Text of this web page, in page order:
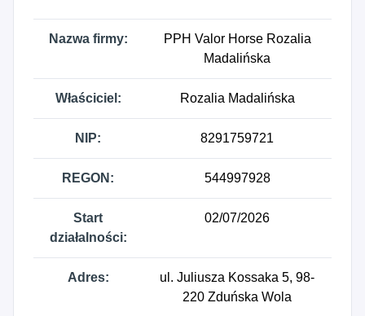
Nazwa firmy:
PPH Valor Horse Rozalia
Madalińska
Właściciel: Rozalia Madalińska
NIP: 8291759721
REGON: 544997928
Start
działalności:
02/07/2026
Adres:
ul. Juliusza Kossaka 5, 98-
220 Zduńska Wola